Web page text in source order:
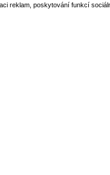
reklam, poskytování funkcí